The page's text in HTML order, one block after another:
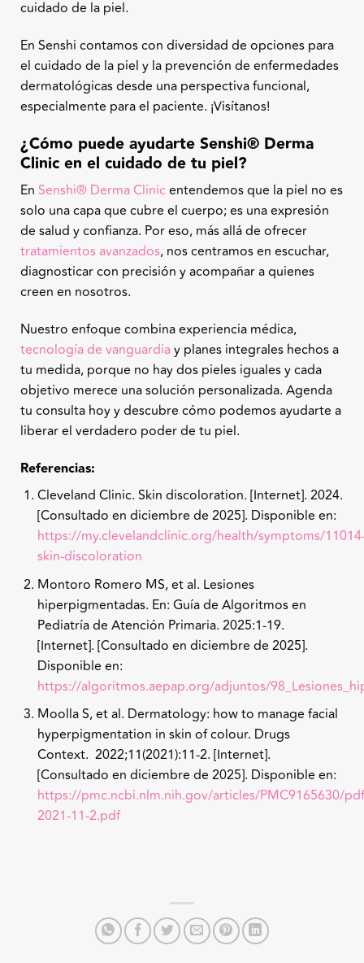
cuidado de la piel.
En Senshi contamos con diversidad de opciones para
el cuidado de la piel y la prevención de enfermedades
dermatológicas desde una perspectiva funcional,
especialmente para el paciente. ¡Visítanos!
¿Cómo puede ayudarte Senshi® Derma
Clinic en el cuidado de tu piel?
En Senshi® Derma Clinicentendemos que la piel no es
solo una capa que cubre el cuerpo; es una expresión
de salud y confianza. Por eso, más allá de ofrecer
tratamientos avanzados, nos centramos en escuchar,
diagnosticar con precisión y acompañar a quienes
creen en nosotros.
Nuestro enfoque combina experiencia médica,
tecnología de vanguardiay planes integrales hechos a
tu medida, porque no hay dos pieles iguales y cada
objetivo merece una solución personalizada. Agenda
tu consulta hoy y descubre cómo podemos ayudarte a
liberar el verdadero poder de tu piel.
Referencias:
Cleveland Clinic. Skin discoloration. [Internet]. 2024.
[Consultado en diciembre de 2025]. Disponible en:
https://my.clevelandclinic.org/health/symptoms/
skin-discoloration
Montoro Romero MS, et al. Lesiones
hiperpigmentadas. En: Guía de Algoritmos en
Pediatría de Atención Primaria. 2025:1-19.
[Internet]. [Consultado en diciembre de 2025].
Disponible en:
https://algoritmos.aepap.org/adjuntos/
Moolla S, et al. Dermatology: how to manage facial
hyperpigmentation in skin of colour. Drugs
Context. 2022;11(2021):11-2. [Internet].
[Consultado en diciembre de 2025]. Disponible en:
https://pmc.ncbi.nlm.nih.gov/articles/PMC9165630/
2021-11-2.pdf